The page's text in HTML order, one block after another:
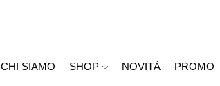
CHI SIAMO SHOP NOVITÀ PROMO